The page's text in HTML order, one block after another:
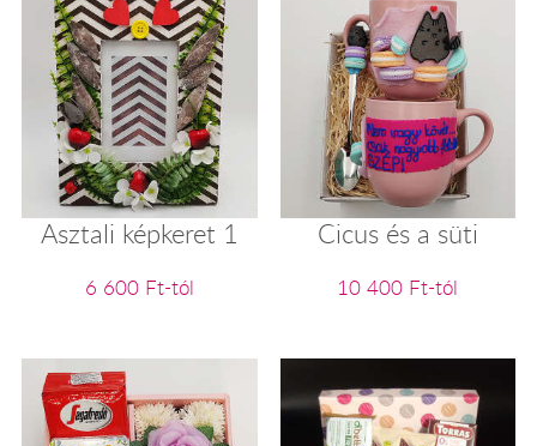
Asztali képkeret 1
6 600 Ft-tól
Cicus és a süti
10 400 Ft-tól